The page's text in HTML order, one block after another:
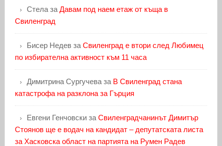
Стелаза Давам под наем етаж от къща в
Свиленград
Бисер Недевза Свиленград е втори след Любимец
по избирателна активност към 11 часа
Димитрина Сургучеваза В Свиленград стана
катастрофа на разклона за Гърция
Евгени Генчовскиза Свиленградчанинът Димитър
Стоянов ще е водач на кандидат – депутатската листа
за Хасковска област на партията на Румен Радев